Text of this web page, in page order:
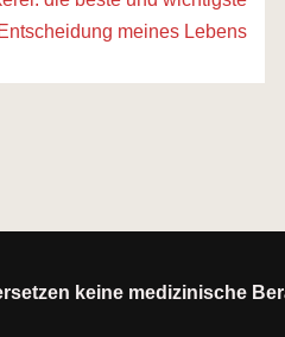
Entscheidung meines Lebens
keine medizinische